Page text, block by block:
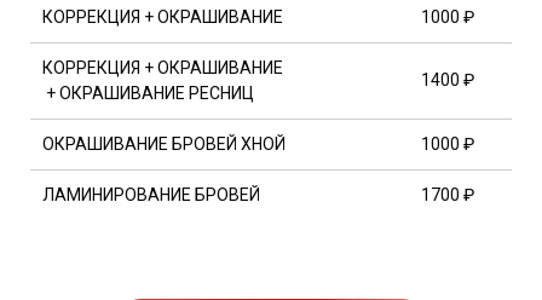
КОРРЕКЦИЯ + ОКРАШИВАНИЕ 1000 ₽
КОРРЕКЦИЯ + ОКРАШИВАНИЕ
+ ОКРАШИВАНИЕ РЕСНИЦ
1400 ₽
ОКРАШИВАНИЕ БРОВЕЙ ХНОЙ 1000 ₽
ЛАМИНИРОВАНИЕ БРОВЕЙ 1700 ₽